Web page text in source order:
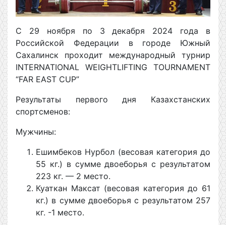
С 29 ноября по 3 декабря 2024 года в
Российской Федерации в городе Южный
Сахалинск проходит международный турнир
INTERNATIONAL WEIGHTLIFTING TOURNAMENT
“FAR EAST CUP”
Результаты первого дня Казахстанских
спортсменов:
Мужчины:
Ешимбеков Нурбол (весовая категория до
55 кг.) в сумме двоеборья с результатом
223 кг. — 2 место.
Куаткан Максат (весовая категория до 61
кг.) в сумме двоеборья с результатом 257
кг. -1 место.